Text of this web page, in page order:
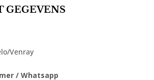
GEGEVENS
Venray
/ Whatsapp